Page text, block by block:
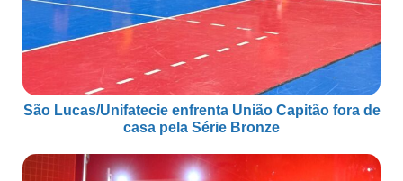
São Lucas/Unifatecie enfrenta União Capitão fora de
casa pela Série Bronze